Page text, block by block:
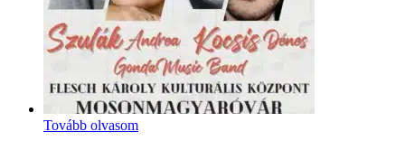
Tovább olvasom